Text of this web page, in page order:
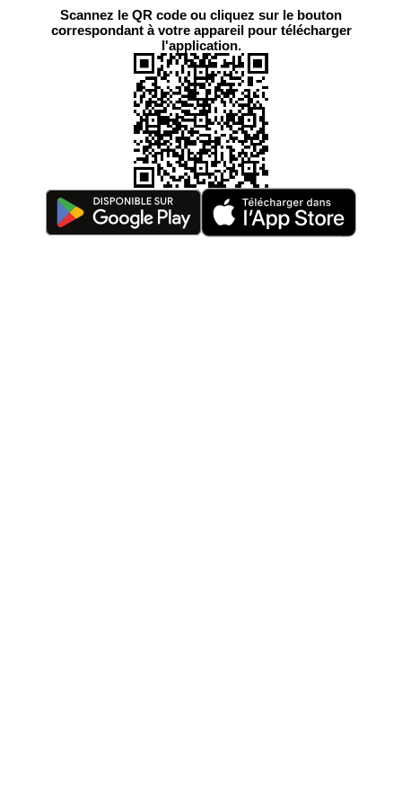
Scannez le QR code ou cliquez sur le bouton
correspondant à votre appareil pour télécharger
l'application.